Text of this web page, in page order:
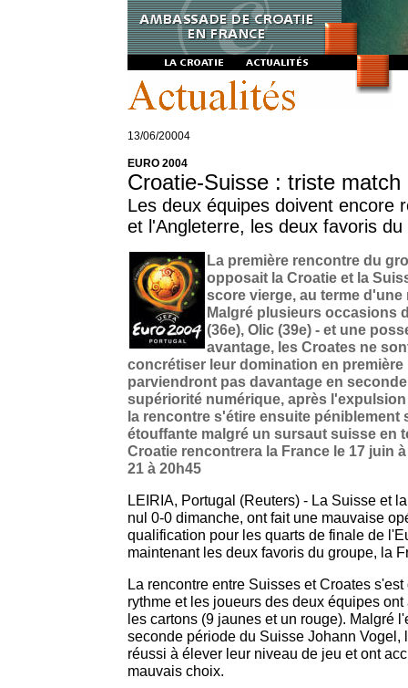
13/06/20004
EURO 2004
Croatie-Suisse : triste match
Les deux équipes doivent encore
et l'Angleterre, les deux favoris du
La première rencontre du
opposait la Croatie et la
score vierge, au terme
Malgré plusieurs occasions
(36e), Olic (39e) - et une
avantage, les Croates ne
concrétiser leur domination en première
parviendront pas davantage en
supériorité numérique, après l'expulsion
la rencontre s'étire ensuite péniblement
étouffante malgré un sursaut suisse en
Croatie rencontrera la France le 17 juin
21 à 20h45
LEIRIA, Portugal (Reuters) - La Suisse et
nul 0-0 dimanche, ont fait une mauvaise
qualification pour les quarts de finale de
maintenant les deux favoris du groupe, la
La rencontre entre Suisses et Croates
rythme et les joueurs des deux équipes
les cartons (9 jaunes et un rouge). Malgré
seconde période du Suisse Johann Vogel,
réussi à élever leur niveau de jeu et ont
mauvais choix.